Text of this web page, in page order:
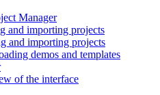
Manager
and importing projects
and importing projects
demos and templates
of the interface